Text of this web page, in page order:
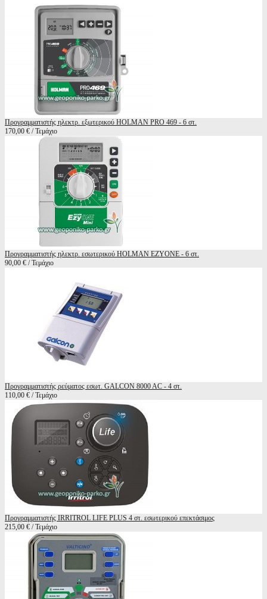
Προγραμματιστής ηλεκτρ. εξωτερικού HOLMAN PRO 469 - 6 στ.
170,00 € / Τεμάχιο
Προγραμματιστής ηλεκτρ. εσωτερικού HOLMAN EZYONE - 6 στ.
90,00 € / Τεμάχιο
Προγραμματιστής ρεύματος εσωτ. GALCON 8000 AC - 4 στ.
110,00 € / Τεμάχιο
Προγραμματιστής IRRITROL LIFE PLUS 4 στ. εσωτερικού επεκτάσιμος
215,00 € / Τεμάχιο